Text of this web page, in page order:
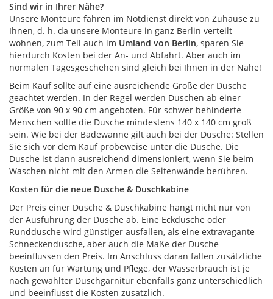
Sind wir in Ihrer Nähe?
Unsere Monteure fahren im Notdienst direkt von Zuhause zu
Ihnen, d. h. da unsere Monteure in ganz Berlin verteilt
wohnen, zum Teil auch im Umland von Berlin, sparen Sie
hierdurch Kosten bei der An- und Abfahrt. Aber auch im
normalen Tagesgeschehen sind gleich bei Ihnen in der Nähe!
Beim Kauf sollte auf eine ausreichende Größe der Dusche
geachtet werden. In der Regel werden Duschen ab einer
Größe von 90 x 90 cm angeboten. Für schwer behinderte
Menschen sollte die Dusche mindestens 140 x 140 cm groß
sein. Wie bei der Badewanne gilt auch bei der Dusche: Stellen
Sie sich vor dem Kauf probeweise unter die Dusche. Die
Dusche ist dann ausreichend dimensioniert, wenn Sie beim
Waschen nicht mit den Armen die Seitenwände berühren.
Kosten für die neue Dusche & Duschkabine
Der Preis einer Dusche & Duschkabine hängt nicht nur von
der Ausführung der Dusche ab. Eine Eckdusche oder
Runddusche wird günstiger ausfallen, als eine extravagante
Schneckendusche, aber auch die Maße der Dusche
beeinflussen den Preis. Im Anschluss daran fallen zusätzliche
Kosten an für Wartung und Pflege, der Wasserbrauch ist je
nach gewählter Duschgarnitur ebenfalls ganz unterschiedlich
und beeinflusst die Kosten zusätzlich.